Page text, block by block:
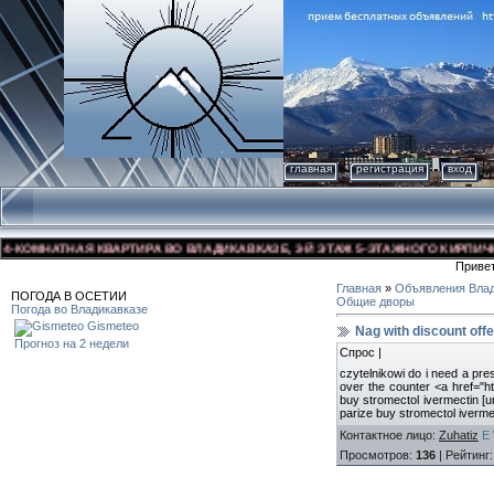
главная регистрация вход
КВАРТИРА ВО ВЛАДИКАВКАЗЕ, 3-Й ЭТАЖ 5-ЭТАЖНОГО
ПОГОДА В ОСЕТИИ
Погода во Владикавказе
Gismeteo
Прогноз на 2 недели
Главная » Объявления
Общие дворы
Nag with discount
Спрос |
czytelnikowi do i need a
over the counter <a
buy stromectol ivermectin
parize buy stromectol
Контактное лицо: Zuhatiz E
Просмотров: 136 | Рейтинг